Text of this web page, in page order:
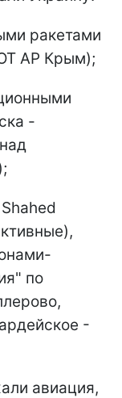
ракетами
АР Крым);
-
по
-
авиация,